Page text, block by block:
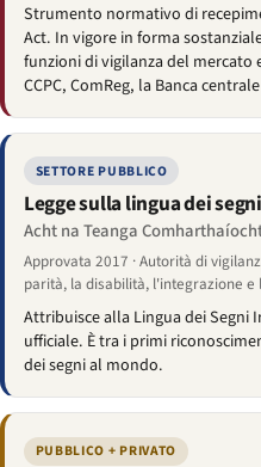
Strumento normativo di
Act. In vigore in forma
funzioni di vigilanza del mercato
CCPC, ComReg, la Banca
SETTORE PUBBLICO
Legge sulla lingua dei
Acht na Teanga
Approvata 2017 · Autorità di
parità, la disabilità, l'integrazione e
Attribuisce alla Lingua dei Segni
ufficiale. È tra i primi
dei segni al mondo.
PUBBLICO + PRIVATO